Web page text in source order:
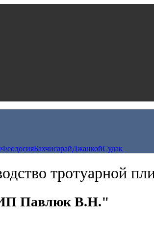
ФеодосияБахчисарайДжанкойСудак
тротуарной
Павлюк В.Н."